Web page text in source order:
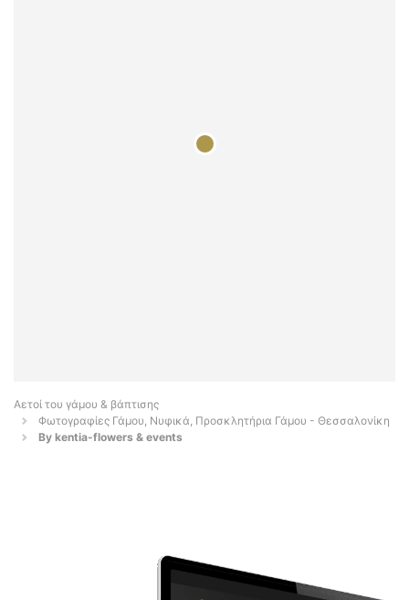
Αετοί του γάμου & βάπτισης
Φωτογραφίες Γάμου, Νυφικά, Προσκλητήρια Γάμου - Θεσσαλονίκη
By kentia-flowers & events